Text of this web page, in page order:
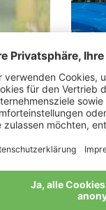
„Wir
Meine